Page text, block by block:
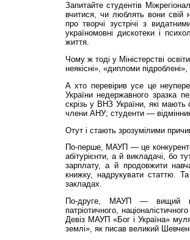
Запитайте студентів
вчитися, чи люблять вони свій
про творчі зустрічі з
україномовні дискотеки і
життя.
Чому ж тоді у Мініс­терстві
неякісні», «дипломи
А хто перевірив усе це
України недержавного зразка
скрізь у ВНЗ України, які мають
члени АНУ; студенти —
Отут і стають зрозумілими
По-перше, МАУП — це
абітурієнти, а й викладачі, бо
зарплату, а й продовжити
книжку, надрукувати статтю.
закладах.
По-друге, МАУП — вищий
патріотичного,
Девіз МАУП «Бог і Україна»
землі», як писав великий